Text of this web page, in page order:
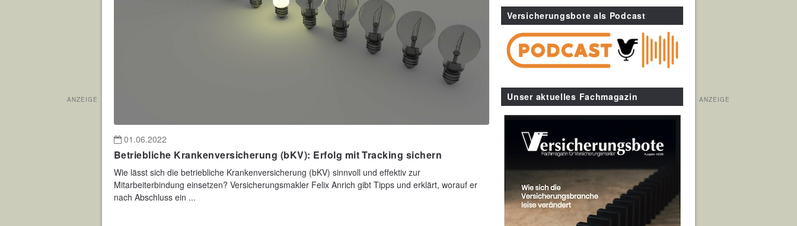
01.06.2022
Betriebliche Krankenversicherung (bKV): Erfolg mit Tracking sichern
Wie lässt sich die betriebliche Krankenversicherung (bKV) sinnvoll und effektiv zur
Mitarbeiterbindung einsetzen? Versicherungsmakler Felix Anrich gibt Tipps und erklärt, worauf er
nach Abschluss ein ...
Versicherungsbote als Podcast
Unser aktuelles Fachmagazin
ANZEIGE ANZEIGE